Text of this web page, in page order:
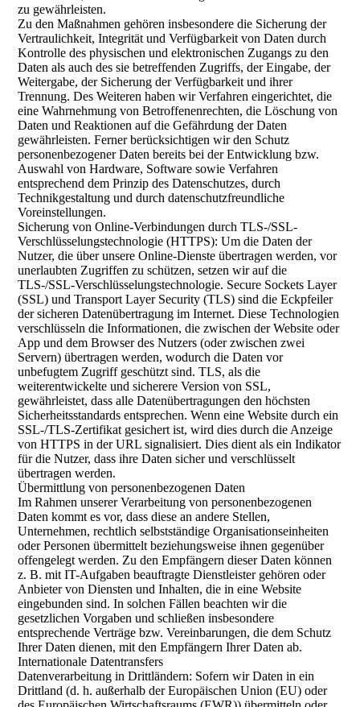
zu gewährleisten.
Zu den Maßnahmen gehören insbesondere die Sicherung der
Vertraulichkeit, Integrität und Verfügbarkeit von Daten durch
Kontrolle des physischen und elektronischen Zugangs zu den
Daten als auch des sie betreffenden Zugriffs, der Eingabe, der
Weitergabe, der Sicherung der Verfügbarkeit und ihrer
Trennung. Des Weiteren haben wir Verfahren eingerichtet, die
eine Wahrnehmung von Betroffenenrechten, die Löschung von
Daten und Reaktionen auf die Gefährdung der Daten
gewährleisten. Ferner berücksichtigen wir den Schutz
personenbezogener Daten bereits bei der Entwicklung bzw.
Auswahl von Hardware, Software sowie Verfahren
entsprechend dem Prinzip des Datenschutzes, durch
Technikgestaltung und durch datenschutzfreundliche
Voreinstellungen.
Sicherung von Online-Verbindungen durch TLS-/SSL-
Verschlüsselungstechnologie (HTTPS): Um die Daten der
Nutzer, die über unsere Online-Dienste übertragen werden, vor
unerlaubten Zugriffen zu schützen, setzen wir auf die
TLS-/SSL-Verschlüsselungstechnologie. Secure Sockets Layer
(SSL) und Transport Layer Security (TLS) sind die Eckpfeiler
der sicheren Datenübertragung im Internet. Diese Technologien
verschlüsseln die Informationen, die zwischen der Website oder
App und dem Browser des Nutzers (oder zwischen zwei
Servern) übertragen werden, wodurch die Daten vor
unbefugtem Zugriff geschützt sind. TLS, als die
weiterentwickelte und sicherere Version von SSL,
gewährleistet, dass alle Datenübertragungen den höchsten
Sicherheitsstandards entsprechen. Wenn eine Website durch ein
SSL-/TLS-Zertifikat gesichert ist, wird dies durch die Anzeige
von HTTPS in der URL signalisiert. Dies dient als ein Indikator
für die Nutzer, dass ihre Daten sicher und verschlüsselt
übertragen werden.
Übermittlung von personenbezogenen Daten
Im Rahmen unserer Verarbeitung von personenbezogenen
Daten kommt es vor, dass diese an andere Stellen,
Unternehmen, rechtlich selbstständige Organisationseinheiten
oder Personen übermittelt beziehungsweise ihnen gegenüber
offengelegt werden. Zu den Empfängern dieser Daten können
z. B. mit IT-Aufgaben beauftragte Dienstleister gehören oder
Anbieter von Diensten und Inhalten, die in eine Website
eingebunden sind. In solchen Fällen beachten wir die
gesetzlichen Vorgaben und schließen insbesondere
entsprechende Verträge bzw. Vereinbarungen, die dem Schutz
Ihrer Daten dienen, mit den Empfängern Ihrer Daten ab.
Internationale Datentransfers
Datenverarbeitung in Drittländern: Sofern wir Daten in ein
Drittland (d. h. außerhalb der Europäischen Union (EU) oder